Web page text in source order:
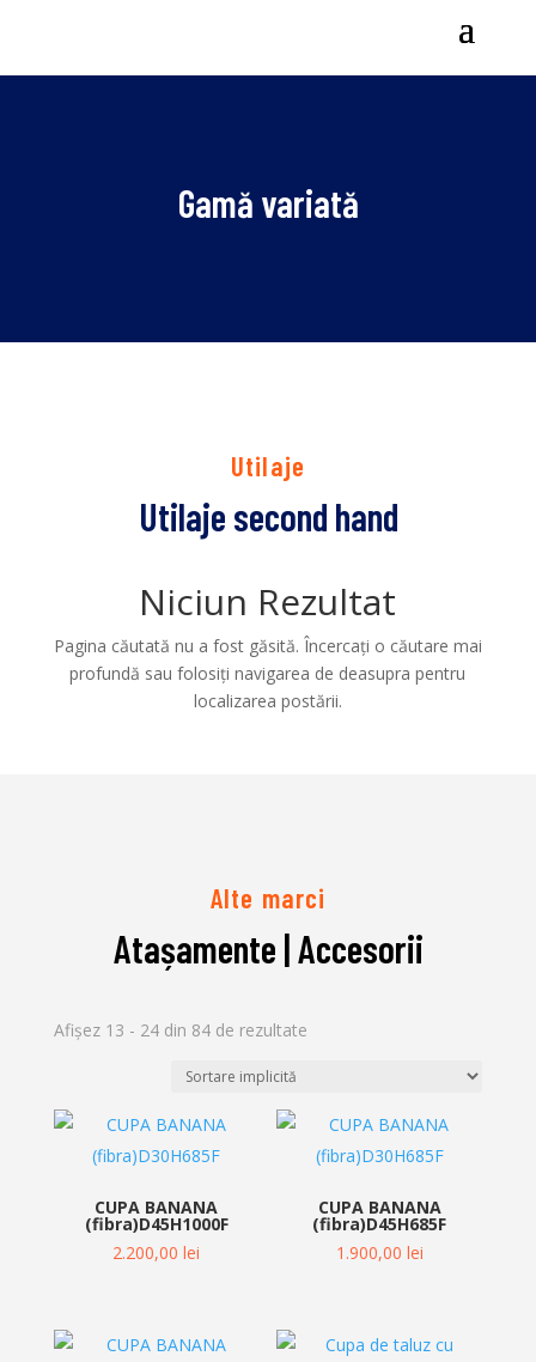
Gamă variată
Utilaje
Utilaje second hand
Niciun Rezultat
Pagina căutată nu a fost găsită. Încercați o căutare mai
profundă sau folosiți navigarea de deasupra pentru
localizarea postării.
Alte marci
Atașamente | Accesorii
Afișez 13 - 24 din 84 de rezultate
CUPA BANANA
(fibra)D45H1000F
2.200,00lei
CUPA BANANA
(fibra)D45H685F
1.900,00 lei